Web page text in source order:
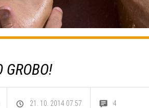
GROBO!
21. 10. 2014 07.57 4